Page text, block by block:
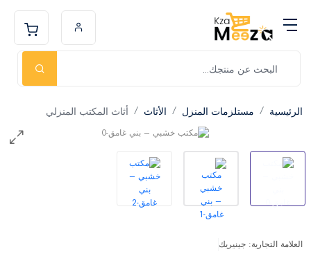
الرئيسية مستلزمات المنزل الأثاث أثاث المكتب المنزلي
العلامة التجارية: جينيريك